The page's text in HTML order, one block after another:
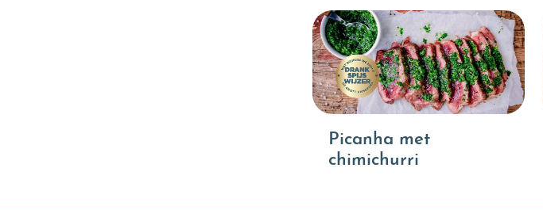
Picanha met
chimichurri